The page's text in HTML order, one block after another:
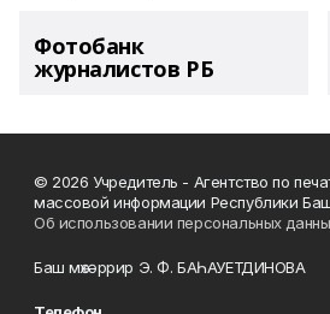
Фотобанк
журналистов РБ
© 2026 Учредитель - Агентство по
массовой информации Республики
Об использовании персональных
Баш мөхәррир Э. Ф. БАҺАУЕТДИНОВА